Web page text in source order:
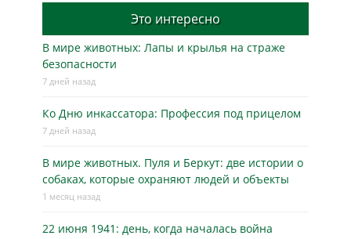
Это интересно
В мире животных: Лапы и крылья на страже
безопасности
7 дней назад
Ко Дню инкассатора: Профессия под прицелом
7 дней назад
В мире животных. Пуля и Беркут: две истории о
собаках, которые охраняют людей и объекты
1 месяц назад
22 июня 1941: день, когда началась война